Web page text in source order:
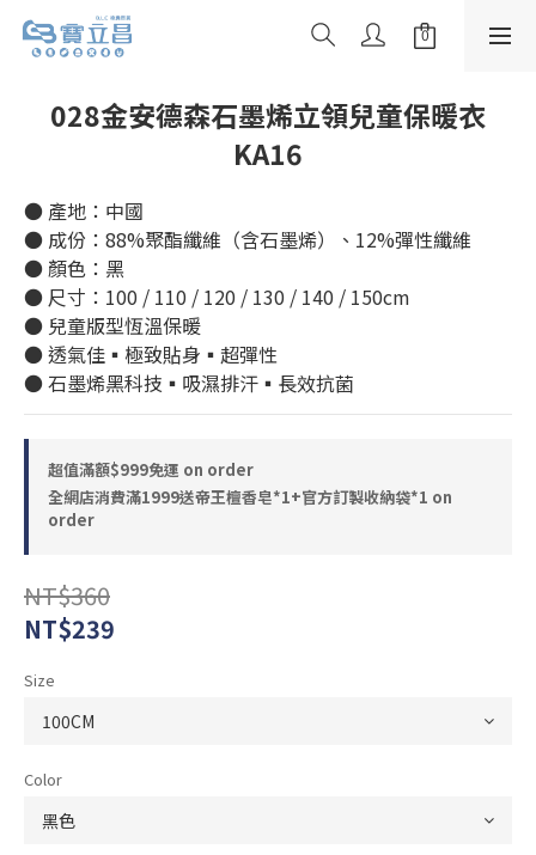
028金安德森石墨烯立領兒童保暖衣
KA16
● 產地：中國
● 成份：88%聚酯纖維（含石墨烯）、12%彈性纖維
● 顏色：黑
● 尺寸：100 / 110 / 120 / 130 / 140 / 150cm
● 兒童版型恆溫保暖
● 透氣佳▪極致貼身▪超彈性
● 石墨烯黑科技▪吸濕排汗▪長效抗菌
超值滿額$999免運 on order
全網店消費滿1999送帝王檀香皂*1+官方訂製收納袋*1 on
order
NT$360
NT$239
Size
Color